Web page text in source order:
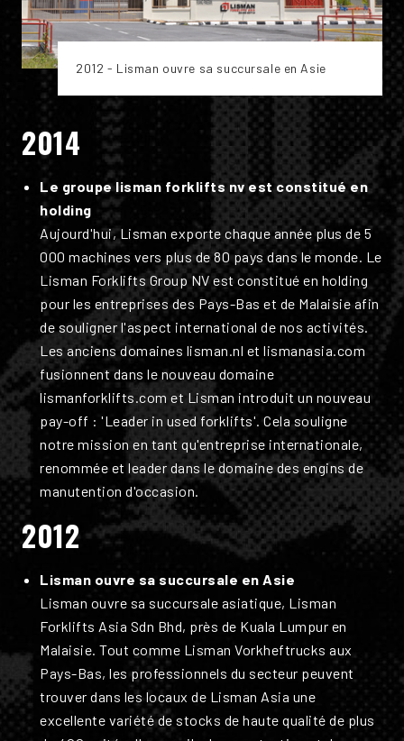
2012 - Lisman ouvre sa succursale en Asie
2014
Le groupe lisman forklifts nv est constitué en
holding
Aujourd'hui, Lisman exporte chaque année plus de 5
000 machines vers plus de 80 pays dans le monde. Le
Lisman Forklifts Group NV est constitué en holding
pour les entreprises des Pays-Bas et de Malaisie afin
de souligner l'aspect international de nos activités.
Les anciens domaines lisman.nl et lismanasia.com
fusionnent dans le nouveau domaine
lismanforklifts.com et Lisman introduit un nouveau
pay-off : 'Leader in used forklifts'. Cela souligne
notre mission en tant qu'entreprise internationale,
renommée et leader dans le domaine des engins de
manutention d'occasion.
2012
Lisman ouvre sa succursale en Asie
Lisman ouvre sa succursale asiatique, Lisman
Forklifts Asia Sdn Bhd, près de Kuala Lumpur en
Malaisie. Tout comme Lisman Vorkheftrucks aux
Pays-Bas, les professionnels du secteur peuvent
trouver dans les locaux de Lisman Asia une
excellente variété de stocks de haute qualité de plus